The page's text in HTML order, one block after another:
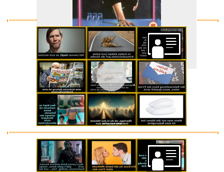
Cocktail [UK Import]...
Anzeige
Vorschau